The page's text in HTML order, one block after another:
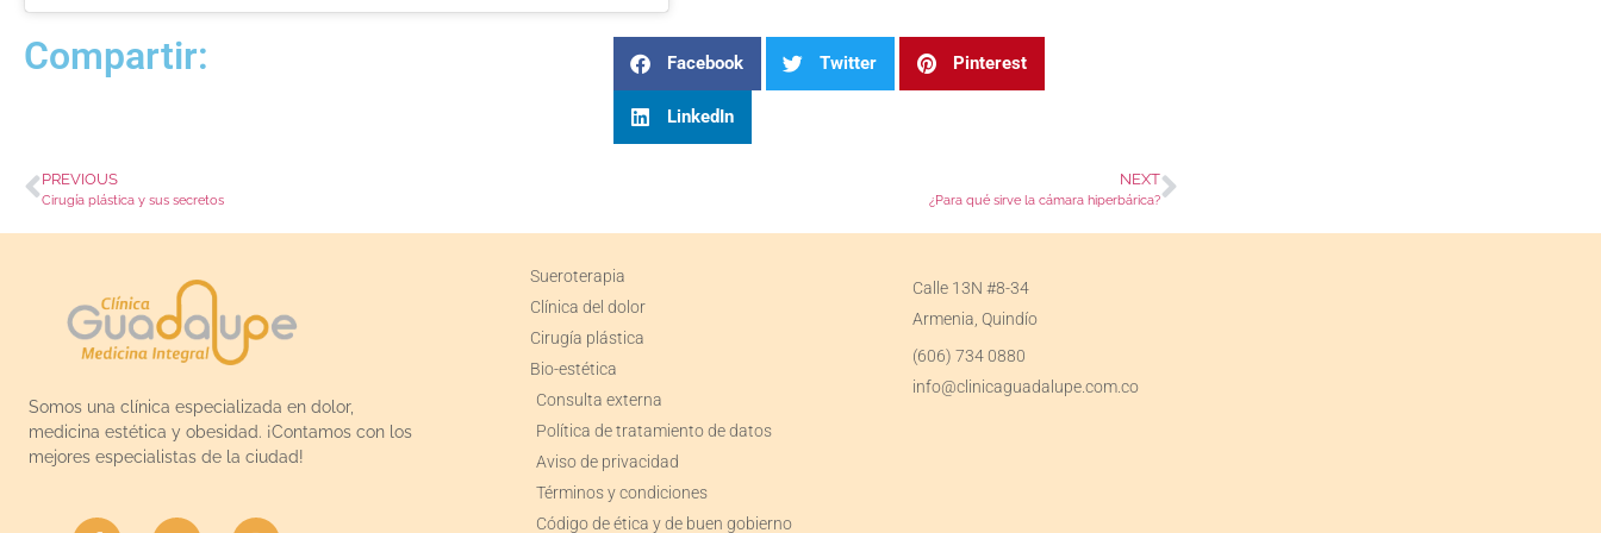
Compartir: Facebook Twitter Pinterest
LinkedIn
PREVIOUS
Cirugía plástica y sus secretos
NEXT
¿Para qué sirve la cámara hiperbárica?
Somos una clínica especializada en dolor,
medicina estética y obesidad. ¡Contamos con los
mejores especialistas de la ciudad!
Sueroterapia
Clínica del dolor
Cirugía plástica
Bio-estética
Consulta externa
Política de tratamiento de datos
Aviso de privacidad
Términos y condiciones
Código de ética y de buen gobierno
Calle 13N #8-34
Armenia, Quindío
(606) 734 0880
info@clinicaguadalupe.com.co